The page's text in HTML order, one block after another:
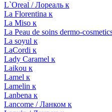
L`Oreal / Лореаль к
La Florentina к
La Miso к
La Peau de soins dermo-
La soyul к
LaCordi к
Lady Caramel к
Laikou к
Lamel к
Lamelin к
Lanbena к
Lancome / Ланком к